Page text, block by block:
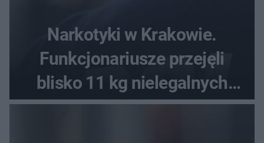
Narkotyki w Krakowie.
Funkcjonariusze przejęli
blisko 11 kg nielegalnych
substancji